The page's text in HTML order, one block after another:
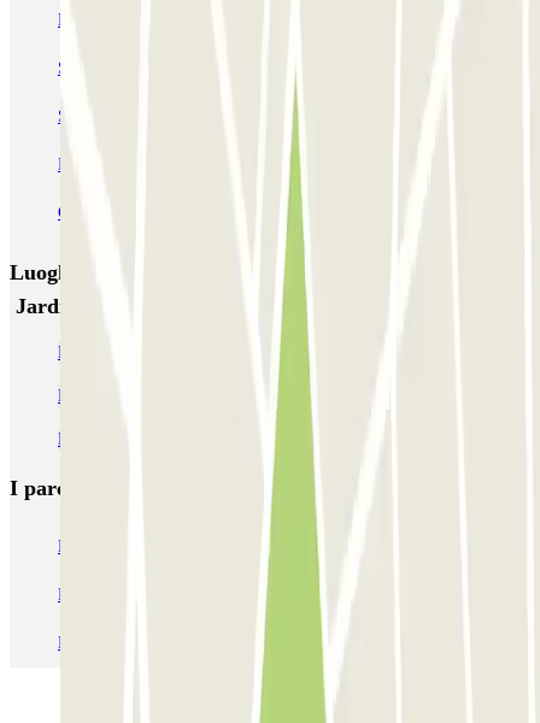
Forum des Halles-Rambuteau
SAEMES Méditerranée Gare de Lyon
SAEMES Goutte d'Or - Gare du Nord
Bercy - Arena - Gare de Lyon Pullman Tour Eiffel
Garage d'Abbeville - Gare du Nord
Luoghi ed eventi che potrebbero interessarti vicino a
Jardin du Luxembourg - Port Royal Zenpark
Parcheggio vicino a Place Denfert-Rochereau
Parcheggio ai Giardini del Lussemburgo
Parcheggio vicino alle Catacombe di Parigi
I parcheggi
Parcheggio Venezia Parcheggio Piazzale Roma Venezia
Parcheggio Roma Parcheggio Milano
Parcheggio Malpensa Terminal 1 Parcheggio Malpensa